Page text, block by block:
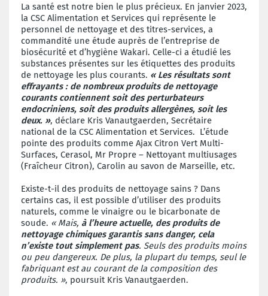
La santé est notre bien le plus précieux. En janvier 2023,
la CSC Alimentation et Services qui représente le
personnel de nettoyage et des titres-services, a
commandité une étude auprès de l’entreprise de
biosécurité et d’hygiène Wakari. Celle-ci a étudié les
substances présentes sur les étiquettes des produits
de nettoyage les plus courants. « Les résultats sont
effrayants : de nombreux produits de nettoyage
courants contiennent soit des perturbateurs
endocriniens, soit des produits allergènes, soit les
deux. », déclare Kris Vanautgaerden, Secrétaire
national de la CSC Alimentation et Services. L’étude
pointe des produits comme Ajax Citron Vert Multi-
Surfaces, Cerasol, Mr Propre – Nettoyant multiusages
(Fraîcheur Citron), Carolin au savon de Marseille, etc.
Existe-t-il des produits de nettoyage sains ? Dans
certains cas, il est possible d’utiliser des produits
naturels, comme le vinaigre ou le bicarbonate de
soude. « Mais, à l’heure actuelle, des produits de
nettoyage chimiques garantis sans danger, cela
n’existe tout simplement pas. Seuls des produits moins
ou peu dangereux. De plus, la plupart du temps, seul le
fabriquant est au courant de la composition des
produits. », poursuit Kris Vanautgaerden.